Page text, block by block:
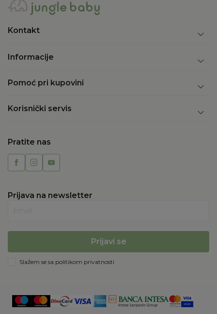
Kontakt
Informacije
Pomoć pri kupovini
Korisnički servis
Pratite nas
Prijava na newsletter
Prijavi se
Slažem se sa politikom privatnosti